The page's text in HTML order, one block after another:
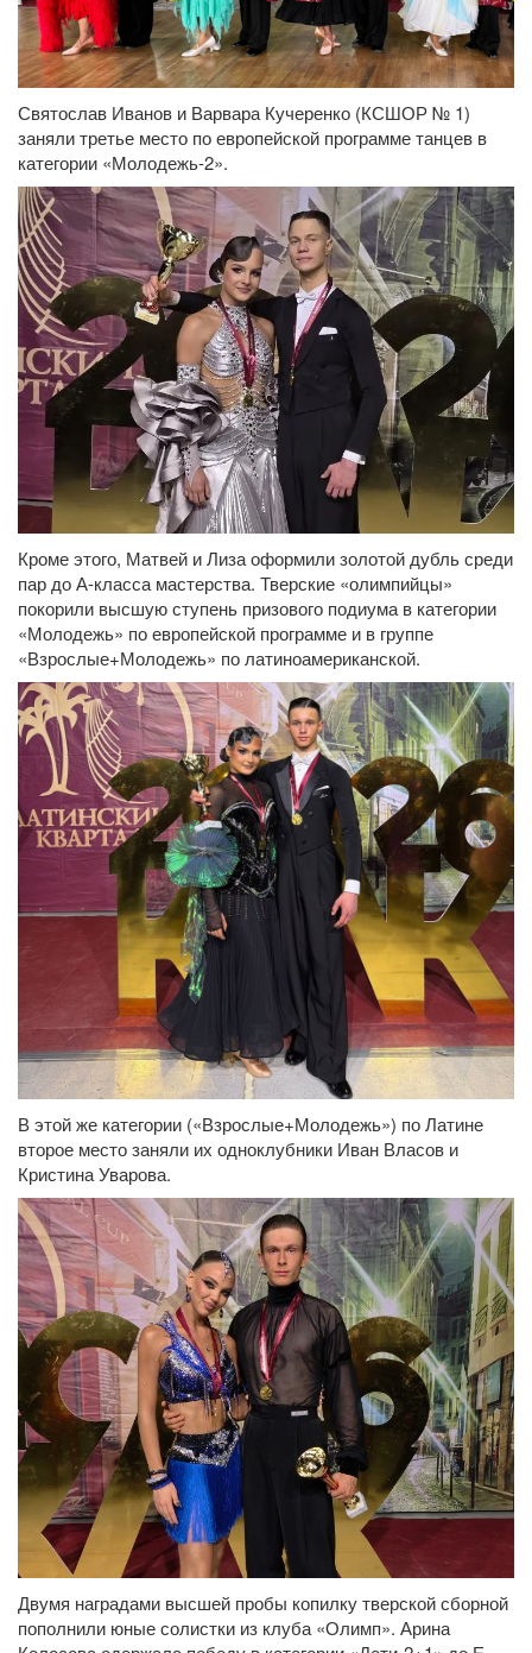
Святослав Иванов и Варвара Кучеренко (КСШОР № 1)
заняли третье место по европейской программе танцев в
категории «Молодежь-2».
Кроме этого, Матвей и Лиза оформили золотой дубль среди
пар до А-класса мастерства. Тверские «олимпийцы»
покорили высшую ступень призового подиума в категории
«Молодежь» по европейской программе и в группе
«Взрослые+Молодежь» по латиноамериканской.
В этой же категории («Взрослые+Молодежь») по Латине
второе место заняли их одноклубники Иван Власов и
Кристина Уварова.
Двумя наградами высшей пробы копилку тверской сборной
пополнили юные солистки из клуба «Олимп». Арина